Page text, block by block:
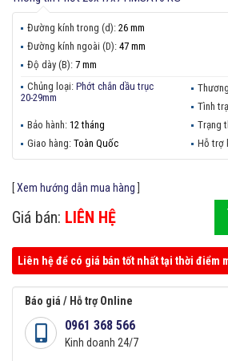
Đường kính trong (d): 26 mm
Đường kính ngoài (D): 47 mm
Độ dày (B): 7 mm
Chủng loại: Phớt chắn dầu trục
20-29mm
Tình
Bảo hành: 12 tháng Trạng
Giao hàng: Toàn Quốc Hỗ trợ
[Xem hướng dẫn mua hàng
Giá bán: LIÊN HỆ
Liên hệ để có giá bán tốt nhất tại thời điểm
Báo giá / Hỗ trợ Online
0961 368 566
Kinh doanh 24/7